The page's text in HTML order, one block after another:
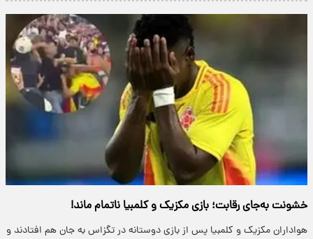
خشونت به‌جای رقابت؛ بازی مکزیک و کلمبیا ناتمام ماند!
هواداران مکزیک و کلمبیا پس از بازی دوستانه در تگزاس به جان هم افتادند و